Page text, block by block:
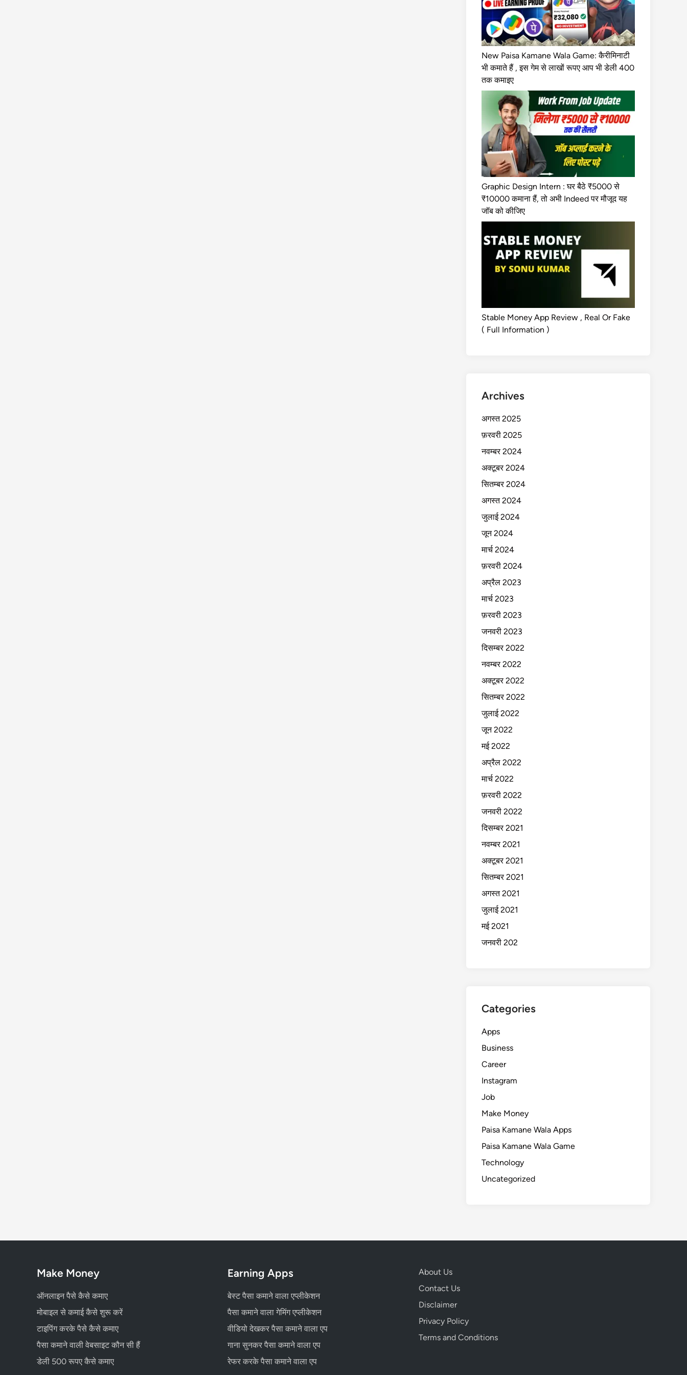
New Paisa Kamane Wala Game: कैरीमिनाटी
भी कमाते हैं , इस गेम से लाखों रूपए आप भी डेली 400
तक कमाइए
Graphic Design Intern : घर बैठे ₹5000 से
₹10000 कमाना हैं, तो अभी Indeed पर मौजूद यह
जॉब को कीजिए
Stable Money App Review , Real Or Fake
( Full Information )
Archives
अगस्त 2025
फ़रवरी 2025
नवम्बर 2024
अक्टूबर 2024
सितम्बर 2024
अगस्त 2024
जुलाई 2024
जून 2024
मार्च 2024
फ़रवरी 2024
अप्रैल 2023
मार्च 2023
फ़रवरी 2023
जनवरी 2023
दिसम्बर 2022
नवम्बर 2022
अक्टूबर 2022
सितम्बर 2022
जुलाई 2022
जून 2022
मई 2022
अप्रैल 2022
मार्च 2022
फ़रवरी 2022
जनवरी 2022
दिसम्बर 2021
नवम्बर 2021
अक्टूबर 2021
सितम्बर 2021
अगस्त 2021
जुलाई 2021
मई 2021
जनवरी 202
Categories
Apps
Business
Career
Instagram
Job
Make Money
Paisa Kamane Wala Apps
Paisa Kamane Wala Game
Technology
Uncategorized
Make Money
ऑनलाइन पैसे कैसे कमाए
मोबाइल से कमाई कैसे शुरू करें
टाइपिंग करके पैसे कैसे कमाए
पैसा कमाने वाली वेबसाइट कौन सी हैं
डेली 500 रूपए कैसे कमाए
Earning Apps
बेस्ट पैसा कमाने वाला एप्लीकेशन
पैसा कमाने वाला गेमिंग एप्लीकेशन
वीडियो देखकर पैसा कमाने वाला एप
गाना सुनकर पैसा कमाने वाला एप
रेफर करके पैसा कमाने वाला एप
About Us
Contact Us
Disclaimer
Privacy Policy
Terms and Conditions